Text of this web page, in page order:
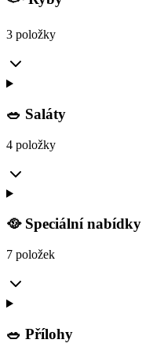
3 položky
🥗 Saláty
4 položky
🥘 Speciální nabídky
7 položek
🥗 Přílohy